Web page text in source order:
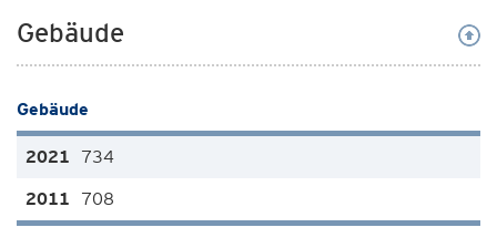
Gebäude
Gebäude
734
708